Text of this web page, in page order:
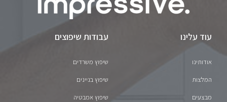
עוד עלינו
אודותינו
המלצות
מבצעים
עבודות שיפוצים
שיפוץ משרדים
שיפוץ בניינים
שיפוץ אמבטיה